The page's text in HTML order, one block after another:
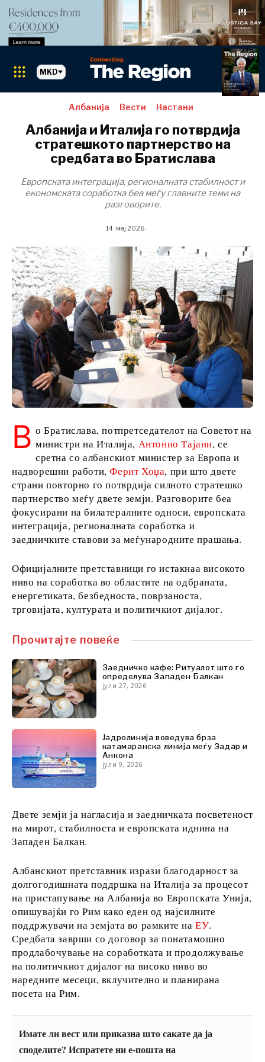
Пазари
Албанија
БиХ
Северна
Македонија
Србија
Словенија
Бизнис и
економија
Бизнис
приказни
Земјоделство
Индустрија
Градежништво
Енергија
Животна
средина
Финансии
FMCG
Рударство
Малопродажба
Одржливост
Технологија
Туризам
Транспорт
Трговија
Анализи
Мислење
Свет
Анализа
Откриј
Вести
Настани
Култура
Спорт
Lifestyle
Патување
Храна &
Пијалаци
2030
MKD
Албанија Вести Настани
Албанија и Италија го потврдија
стратешкото партнерство на
средбата во Братислава
Европската интеграција, регионалната стабилност и
економската соработка беа меѓу главните теми на
разговорите.
14. мај 2026.
В о Братислава, потпретседателот на Советот на
министри на Италија, Антонио Тајани, се
сретна со албанскиот министер за Европа и
надворешни работи,Ферит Хоџа, при што двете
страни повторно го потврдија силното стратешко
партнерство меѓу двете земји. Разговорите беа
фокусирани на билатералните односи, европската
интеграција, регионалната соработка и
заедничките ставови за меѓународните прашања.
Официјалните претставници го истакнаа високото
ниво на соработка во областите на одбраната,
енергетиката, безбедноста, поврзаноста,
трговијата, културата и политичкиот дијалог.
Прочитајте повеќе
Заедничко кафе: Ритуалот што го
определува Западен Балкан
јули 27, 2026
Јадролинија воведува брза
катамаранска линија меѓу Задар и
Анкона
јули 9, 2026
Двете земји ја нагласија и заедничката посветеност
на мирот, стабилноста и европската иднина на
Западен Балкан.
Албанскиот претставник изрази благодарност за
долгогодишната поддршка на Италија за процесот
на пристапување на Албанија во Европската Унија,
опишувајќи го Рим како еден од најсилните
поддржувачи на земјата во рамките наЕУ.
Средбата заврши со договор за понатамошно
продлабочување на соработката и продолжување
на политичкиот дијалог на високо ниво во
наредните месеци, вклучително и планирана
посета на Рим.
Имате ли вест или приказна што сакате да ја
споделите? Испратете ни е-пошта на